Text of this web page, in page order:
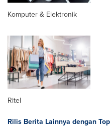
Komputer & Elektronik
Ritel
Rilis Berita Lainnya dengan